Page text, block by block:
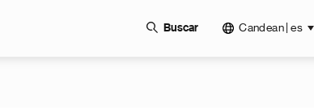
Buscar Candean | es